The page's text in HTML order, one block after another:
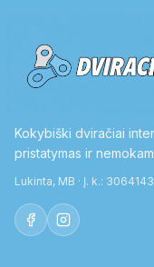
Kokybiški dviračiai
pristatymas ir
Lukinta, MB · Į. k.: